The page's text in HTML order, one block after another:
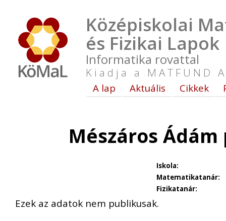
Középiskolai
és Fizikai Lapok
Informatika rovattal
Kiadja a MATFUND
A lap Aktuális Cikkek
Mészáros
Iskola:
Matematikatanár:
Fizikatanár:
Ezek az adatok nem publikusak.